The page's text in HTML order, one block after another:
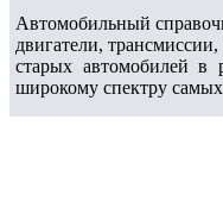
Автомобильный
двигатели,
старых автомобилей в
широкому спектру